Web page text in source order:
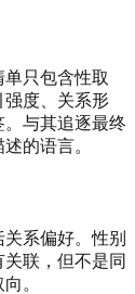
只包含性取
强度、关系形
与其追逐最终
的语言。
系偏好。性别
联，但不是同
。